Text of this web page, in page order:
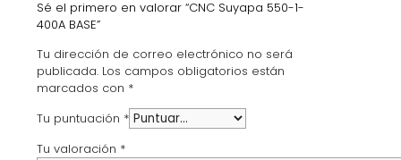
Sé el primero en valorar “CNC Suyapa 550-1-
400A BASE”
Tu dirección de correo electrónico no será
publicada. Los campos obligatorios están
marcados con *
Tu puntuación *
Tu valoración *